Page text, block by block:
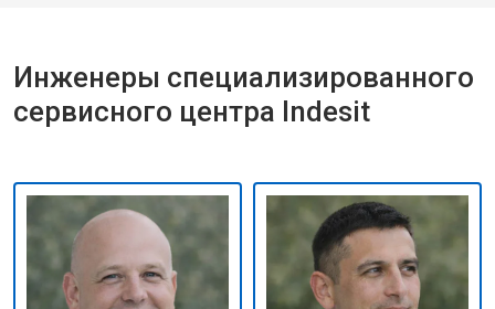
Инженеры специализированного
сервисного центра Indesit